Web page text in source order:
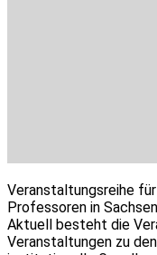
Veranstaltungsreihe
Professoren in
Aktuell besteht die
Veranstaltungen zu